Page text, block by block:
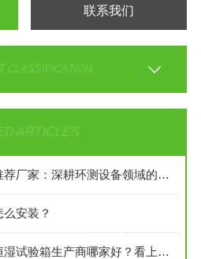
联系我们
CLASSIFICATION
ARTICLES
国产恒温恒湿试验箱推荐厂家：深耕环测设备领域的上海览浩
安装？
告别选择困难！恒温恒湿试验箱生产商哪家好？看上海览浩如何以“一站式”定义行业新标准